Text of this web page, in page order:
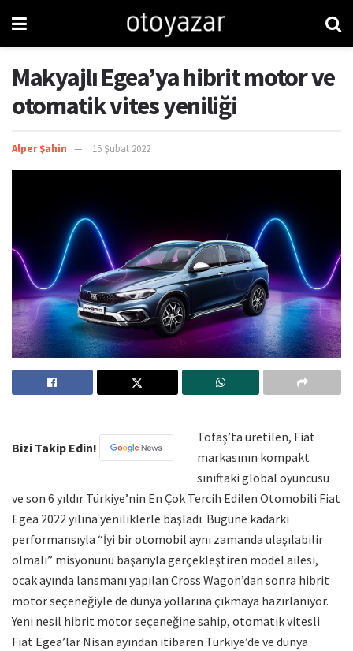
Makyajlı Egea’ya hibrit motor ve
otomatik vites yeniliği
Alper Şahin 15 Şubat 2022
Bizi Takip Edin!
Tofaş’ta üretilen, Fiat
markasının kompakt
sınıftaki global oyuncusu
ve son 6 yıldır Türkiye’nin En Çok Tercih Edilen Otomobili Fiat
Egea 2022 yılına yeniliklerle başladı. Bugüne kadarki
performansıyla “İyi bir otomobil aynı zamanda ulaşılabilir
olmalı” misyonunu başarıyla gerçekleştiren model ailesi,
ocak ayında lansmanı yapılan Cross Wagon’dan sonra hibrit
motor seçeneğiyle de dünya yollarına çıkmaya hazırlanıyor.
Yeni nesil hibrit motor seçeneğine sahip, otomatik vitesli
Fiat Egea’lar Nisan ayından itibaren Türkiye’de ve dünya